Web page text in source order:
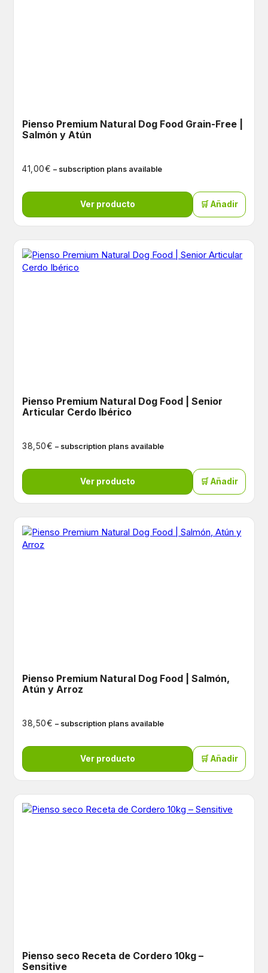
Pienso Premium Natural Dog Food Grain-Free |
Salmón y Atún
41,00€ – subscription plans available
Ver producto 🛒 Añadir
Pienso Premium Natural Dog Food | Senior
Articular Cerdo Ibérico
38,50€ – subscription plans available
Ver producto 🛒 Añadir
Pienso Premium Natural Dog Food | Salmón,
Atún y Arroz
38,50€ – subscription plans available
Ver producto 🛒 Añadir
Pienso seco Receta de Cordero 10kg –
Sensitive